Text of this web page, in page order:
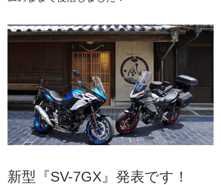
新型『SV-7GX』発表です！